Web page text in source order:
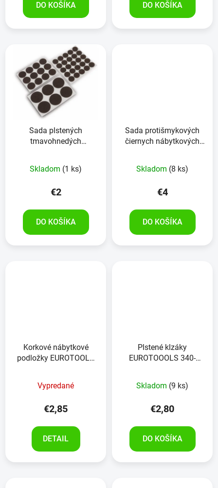
DO KOŠÍKA DO KOŠÍKA
Sada plstených
tmavohnedých
43 kusov
Skladom (1 ks)
€2
DO KOŠÍKA
Sada protišmykových
čiernych nábytkových
Skladom (8 ks)
€4
DO KOŠÍKA
Korkové nábytkové
podložky EUROTOOLS
Vypredané
€2,85
DETAIL
Plstené klzáky
EUROTOOOLS 340-
Skladom (9 ks)
€2,80
DO KOŠÍKA